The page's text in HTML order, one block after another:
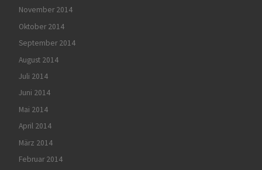
November 2014
Oktober 2014
September 2014
August 2014
Juli 2014
Juni 2014
Mai 2014
April 2014
März 2014
Februar 2014